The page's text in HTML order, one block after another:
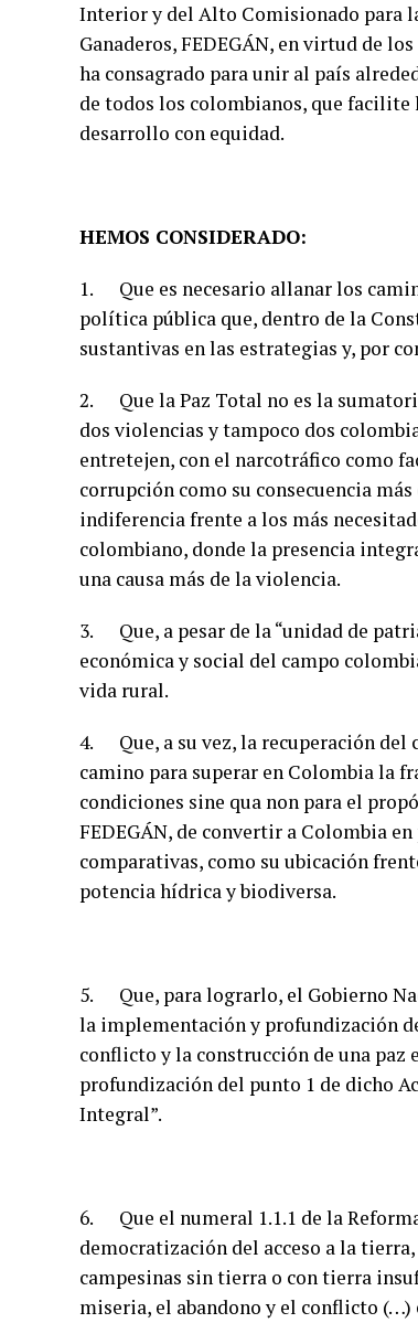
Interior y del Alto Comisionado para
Ganaderos, FEDEGÁN, en virtud de
ha consagrado para unir al país
de todos los colombianos, que facilite
desarrollo con equidad.
HEMOS CONSIDERADO:
1. Que es necesario allanar los
política pública que, dentro de la
sustantivas en las estrategias y, por
2. Que la Paz Total no es la
dos violencias y tampoco dos
entretejen, con el narcotráfico como
corrupción como su consecuencia
indiferencia frente a los más
colombiano, donde la presencia
una causa más de la violencia.
3. Que, a pesar de la “unidad de
económica y social del campo
vida rural.
4. Que, a su vez, la recuperación del
camino para superar en Colombia la
condiciones sine qua non para el
FEDEGÁN, de convertir a Colombia
comparativas, como su ubicación
potencia hídrica y biodiversa.
5. Que, para lograrlo, el Gobierno
la implementación y profundización
conflicto y la construcción de una
profundización del punto 1 de dicho
Integral”.
6. Que el numeral 1.1.1 de la
democratización del acceso a la
campesinas sin tierra o con tierra
miseria, el abandono y el conflicto